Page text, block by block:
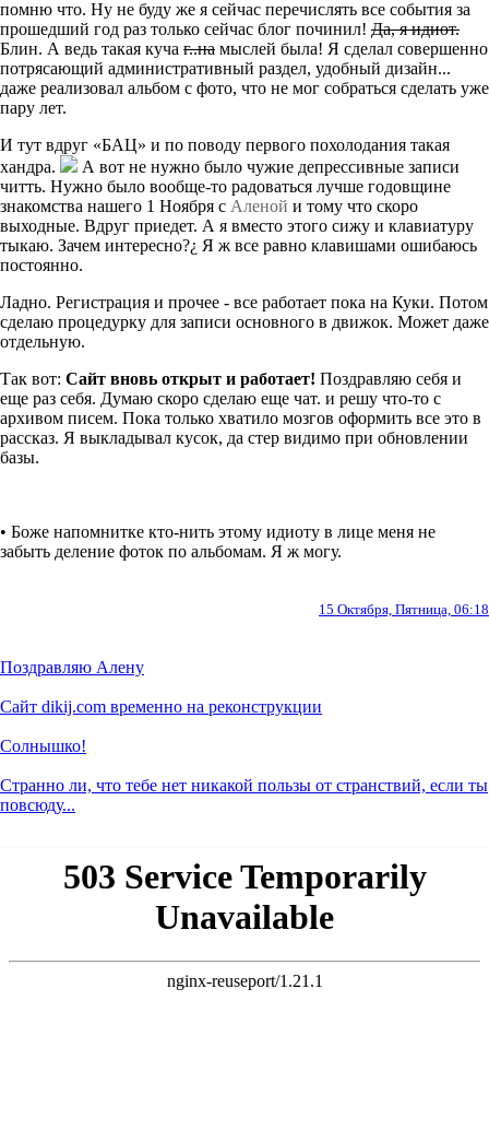
помню что. Ну не буду же я сейчас перечислять все события за
прошедший год раз только сейчас блог починил! Да, я идиот.
Блин. А ведь такая куча г..на мыслей была! Я сделал совершенно
потрясающий административный раздел, удобный дизайн...
даже реализовал альбом с фото, что не мог собраться сделать уже
пару лет.
И тут вдруг «БАЦ» и по поводу первого похолодания такая
хандра.
А вот не нужно было чужие депрессивные записи
читть. Нужно было вообще-то радоваться лучше годовщине
знакомства нашего 1 Ноября с Аленой и тому что скоро
выходные. Вдруг приедет. А я вместо этого сижу и клавиатуру
тыкаю. Зачем интересно?¿ Я ж все равно клавишами ошибаюсь
постоянно.
Ладно. Регистрация и прочее - все работает пока на Куки. Потом
сделаю процедурку для записи основного в движок. Может даже
отдельную.
Так вот: Сайт вновь открыт и работает! Поздравляю себя и
еще раз себя. Думаю скоро сделаю еще чат. и решу что-то с
архивом писем. Пока только хватило мозгов оформить все это в
рассказ. Я выкладывал кусок, да стер видимо при обновлении
базы.
• Боже напомнитке кто-нить этому идиоту в лице меня не
забыть деление фоток по альбомам. Я ж могу.
15 Октября, Пятница, 06:18
Поздравляю Алену
Сайт dikij.com временно на реконструкции
Солнышко!
Странно ли, что тебе нет никакой пользы от странствий, если ты
повсюду...